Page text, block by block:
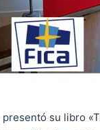
su libro